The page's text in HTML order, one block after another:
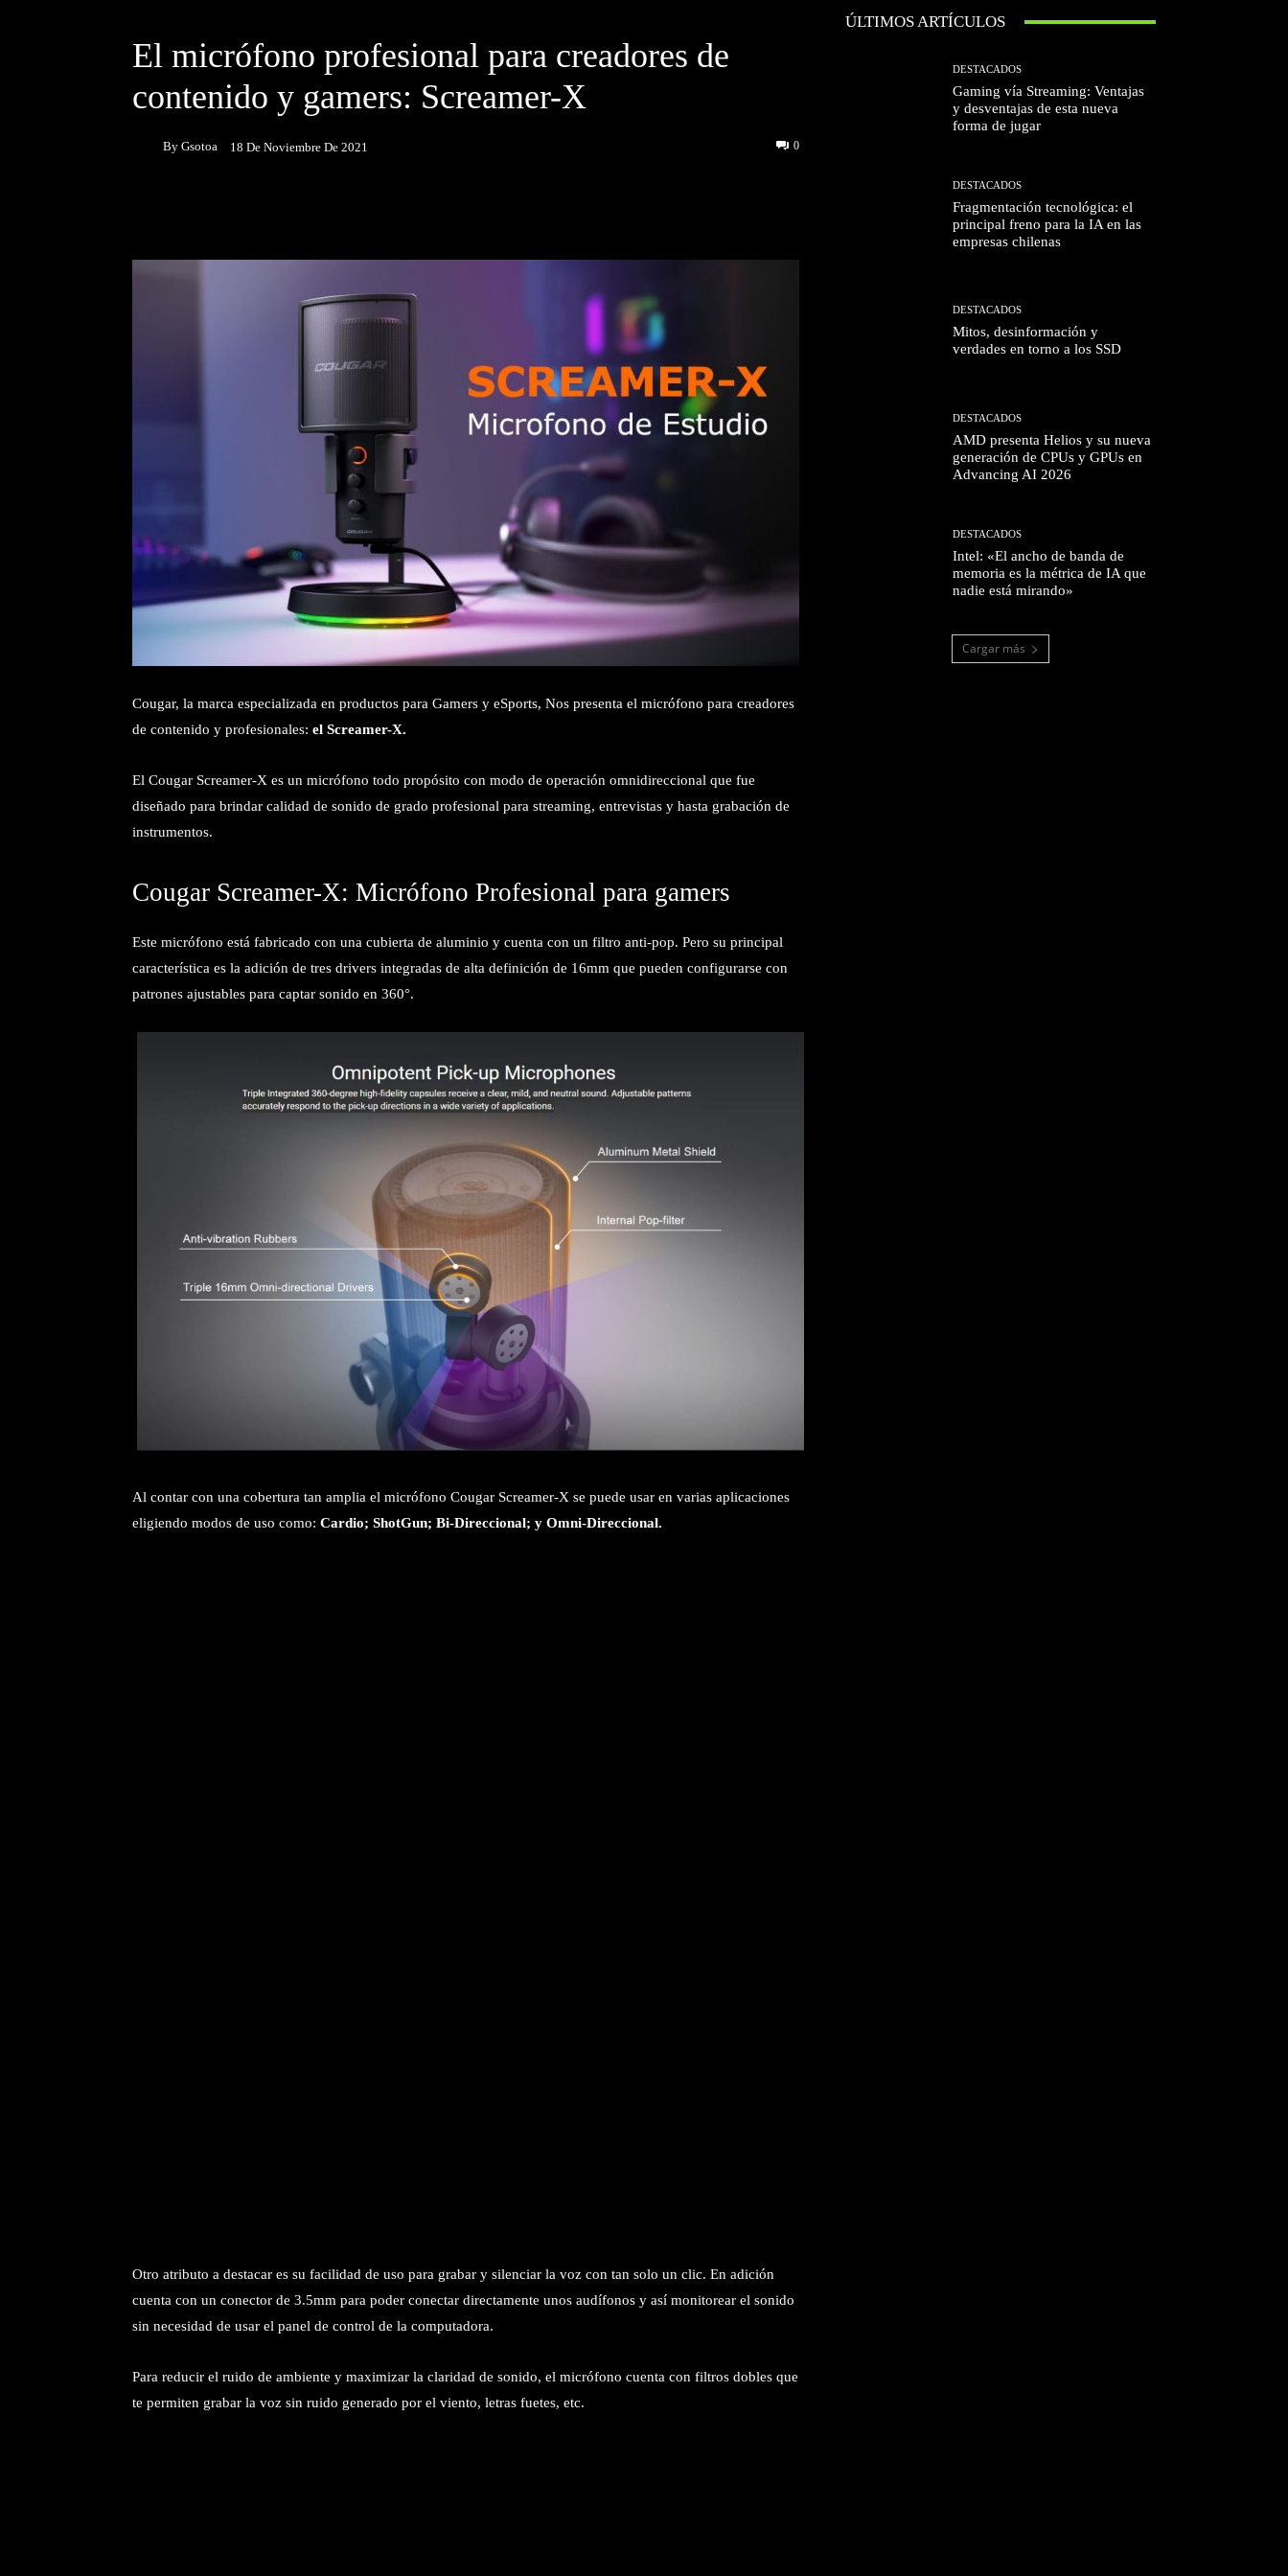
El micrófono profesional para creadores de
contenido y gamers: Screamer-X
By Gsotoa 18 De Noviembre De 2021 0
Cougar, la marca especializada en productos para Gamers y eSports, Nos presenta el micrófono para creadores
de contenido y profesionales: el Screamer-X.
El Cougar Screamer-X es un micrófono todo propósito con modo de operación omnidireccional que fue
diseñado para brindar calidad de sonido de grado profesional para streaming, entrevistas y hasta grabación de
instrumentos.
Cougar Screamer-X: Micrófono Profesional para gamers
Este micrófono está fabricado con una cubierta de aluminio y cuenta con un filtro anti-pop. Pero su principal
característica es la adición de tres drivers integradas de alta definición de 16mm que pueden configurarse con
patrones ajustables para captar sonido en 360°.
Al contar con una cobertura tan amplia el micrófono Cougar Screamer-X se puede usar en varias aplicaciones
eligiendo modos de uso como: Cardio; ShotGun; Bi-Direccional; y Omni-Direccional.
Otro atributo a destacar es su facilidad de uso para grabar y silenciar la voz con tan solo un clic. En adición
cuenta con un conector de 3.5mm para poder conectar directamente unos audífonos y así monitorear el sonido
sin necesidad de usar el panel de control de la computadora.
Para reducir el ruido de ambiente y maximizar la claridad de sonido, el micrófono cuenta con filtros dobles que
te permiten grabar la voz sin ruido generado por el viento, letras fuetes, etc.
ÚLTIMOS ARTÍCULOS
DESTACADOS
Gaming vía Streaming: Ventajas
y desventajas de esta nueva
forma de jugar
DESTACADOS
Fragmentación tecnológica: el
principal freno para la IA en las
empresas chilenas
DESTACADOS
Mitos, desinformación y
verdades en torno a los SSD
DESTACADOS
AMD presenta Helios y su nueva
generación de CPUs y GPUs en
Advancing AI 2026
DESTACADOS
Intel: «El ancho de banda de
memoria es la métrica de IA que
nadie está mirando»
Cargar más